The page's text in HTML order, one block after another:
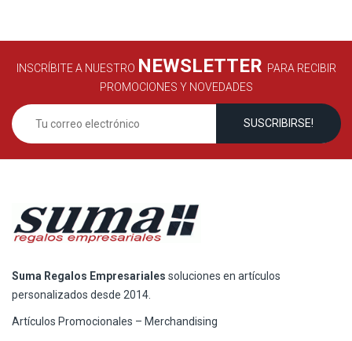
INSCRÍBITE A NUESTRO NEWSLETTER PARA RECIBIR
PROMOCIONES Y NOVEDADES
Suma Regalos Empresariales soluciones en artículos
personalizados desde 2014.
Artículos Promocionales – Merchandising